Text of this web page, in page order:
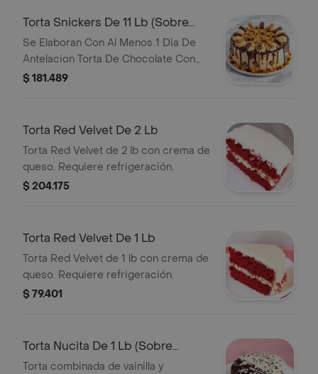
De Chocolate.
Torta Snickers De 11 Lb (Sobre
Pedido)
Se Elaboran Con Al Menos 1 Dia De
Antelacion Torta De Chocolate Con
Pedacitos De Snickers, Cubierta De
$ 181.489
Torta Red Velvet De 2 Lb
Torta Red Velvet de 2 lb con crema de
queso. Requiere refrigeración.
$ 204.175
Torta Red Velvet De 1 Lb
Torta Red Velvet de 1 lb con crema de
queso. Requiere refrigeración.
$ 79.401
Torta Nucita De 1 Lb (Sobre
Pedido)
Torta combinada de vainilla y